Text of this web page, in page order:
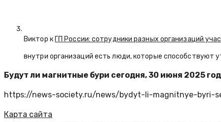
Виктор к ГП России: сотрудники разных организаций
внутри организаций есть люди, которые способствуют
Будут ли магнитные бури сегодня, 30 июня 2025
https://news-society.ru/news/bydyt-li-magnitnye-byri-
Карта сайта